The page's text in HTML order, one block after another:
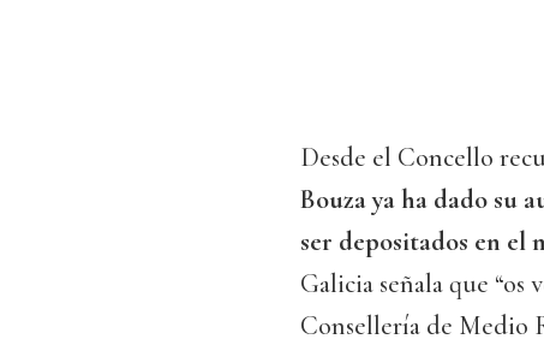
Desde el Concello
Bouza ya ha dado su
ser depositados en el
Galicia señala que
Consellería de Medio